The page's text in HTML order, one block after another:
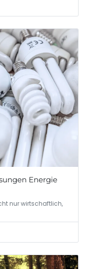
Energie
nur wirtschaftlich,